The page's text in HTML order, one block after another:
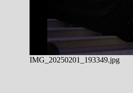
IMG_20250201_193349.jpg